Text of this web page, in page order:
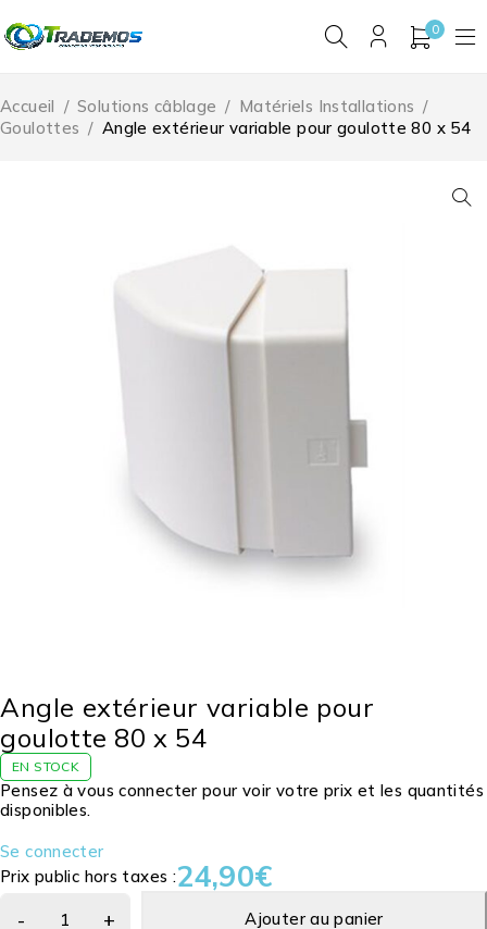
0
Accueil / Solutions câblage / Matériels Installations /
Goulottes / Angle extérieur variable pour goulotte 80 x 54
Angle extérieur variable pour
goulotte 80 x 54
EN STOCK
Pensez à vous connecter pour voir votre prix et les quantités
disponibles.
Se connecter
Prix public hors taxes :24,90€
Ajouter au panier